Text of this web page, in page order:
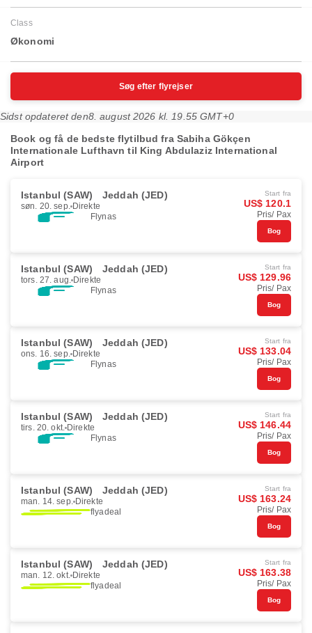
Class
Økonomi
Søg efter flyrejser
Sidst opdateret den8. august 2026 kl. 19.55 GMT+0
Book og få de bedste flytilbud fra Sabiha Gökçen
Internationale Lufthavn til King Abdulaziz International
Airport
Istanbul (SAW) Jeddah (JED)
søn. 20. sep. Direkte
Flynas
Start fra
US$ 120.1
Pris/ Pax
Bog
Istanbul (SAW) Jeddah (JED)
tors. 27. aug. Direkte
Flynas
Start fra
US$ 129.96
Pris/ Pax
Bog
Istanbul (SAW) Jeddah (JED)
ons. 16. sep. Direkte
Flynas
Start fra
US$ 133.04
Pris/ Pax
Bog
Istanbul (SAW) Jeddah (JED)
tirs. 20. okt. Direkte
Flynas
Start fra
US$ 146.44
Pris/ Pax
Bog
Istanbul (SAW) Jeddah (JED)
man. 14. sep. Direkte
flyadeal
Start fra
US$ 163.24
Pris/ Pax
Bog
Istanbul (SAW) Jeddah (JED)
man. 12. okt. Direkte
flyadeal
Start fra
US$ 163.38
Pris/ Pax
Bog